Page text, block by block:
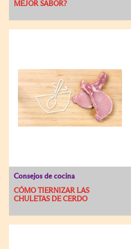
MEJOR SABOR?
Consejos de cocina
CÓMO TIERNIZAR LAS
CHULETAS DE CERDO